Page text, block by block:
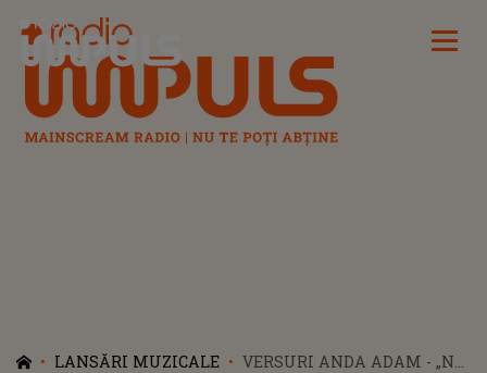
Radio Impuls
LANSĂRI MUZICALE
VERSURI ANDA ADAM - „NU